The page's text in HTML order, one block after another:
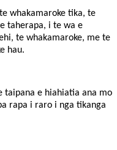
whakamaroke tika, te
taherapa, i te wa e
te whakamaroke, me te
hau.
taipana e hiahiatia ana mo
rapa i raro i nga tikanga